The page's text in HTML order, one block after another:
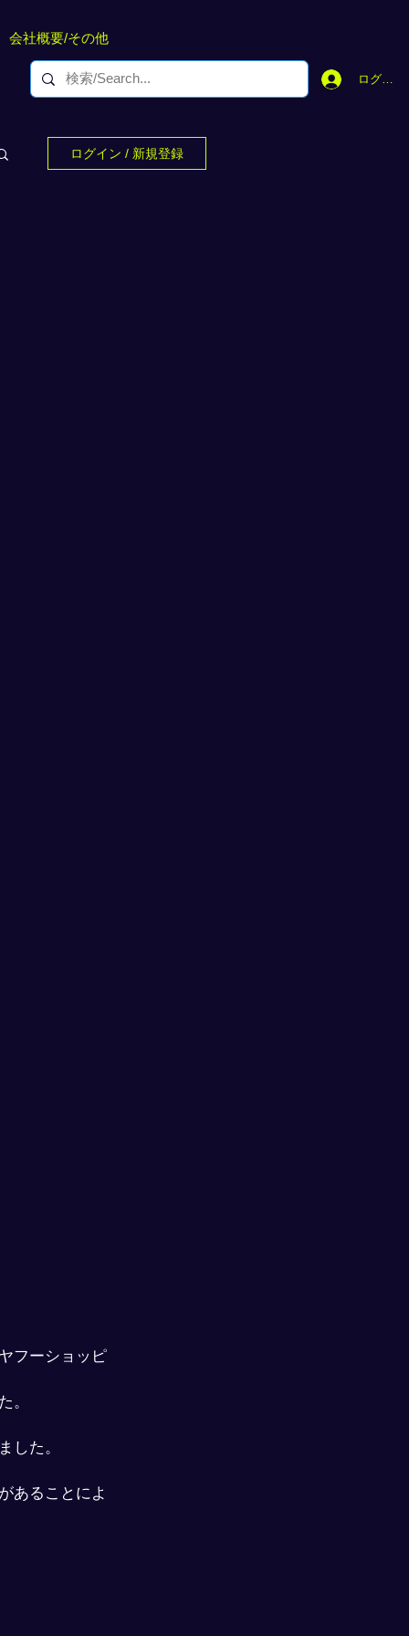
会社概要/その他
ログイン
ログイン / 新規登録
フーショッピ
。
した。
あることによ